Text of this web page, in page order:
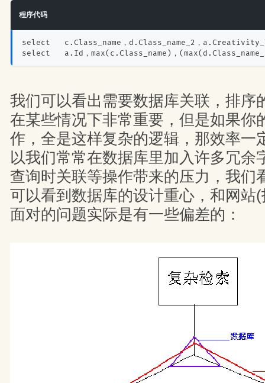
程序代码
select   c.Class_name，d.Class_name_2，
select   a.Id，max(c.Class_name)，
我们可以看出需要数据库关联，排序
在某些情况下非常重要，但是如果你
作，全是这样复杂的逻辑，那效率一
以我们常常在数据库里加入许多冗余
查询时关联等操作带来的压力，我们
可以看到数据库的设计重心，和网站
面对的问题实际是有一些偏差的：